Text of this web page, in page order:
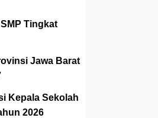
Tingkat
Jawa Barat
Kepala Sekolah
2026